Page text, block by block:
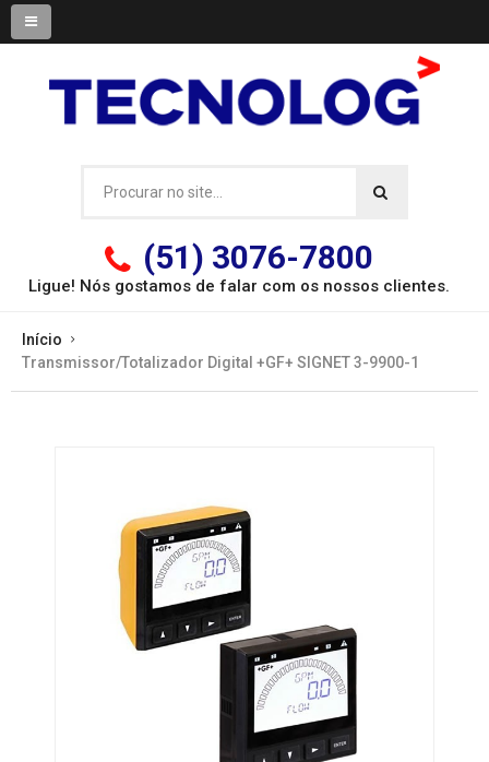
(51) 3076-7800
Ligue! Nós gostamos de falar com os nossos clientes.
Início
Transmissor/Totalizador Digital +GF+ SIGNET 3-9900-1